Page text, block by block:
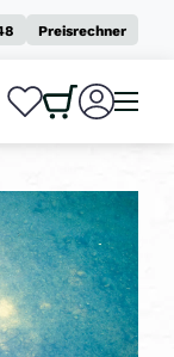
Preisrechner
0